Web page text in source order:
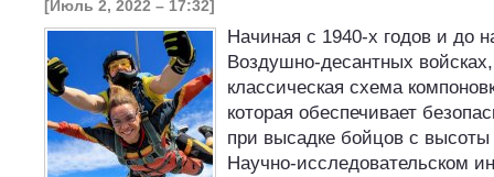
[Июль 2, 2022 – 17:32]
Начиная с 1940-х годов и до
Воздушно-десантных
классическая схема
которая обеспечивает
при высадке бойцов с
Научно-исследовательском